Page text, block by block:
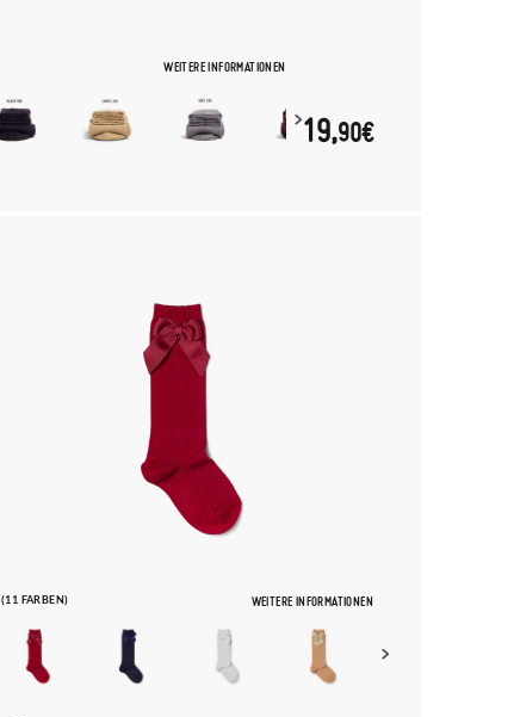
WEITERE INFORMATIONEN
19,90€
(11 FARBEN) WEITERE INFORMATIONEN